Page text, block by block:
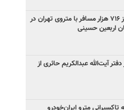
جابجایی بیش از ۷۱۶ هزار مسافر با متروی تهران در
اربعین حسینی
آیت‌الله عبدالکریم حائری از